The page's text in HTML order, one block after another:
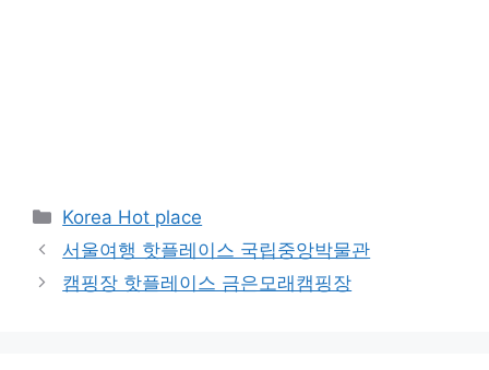
Categories
Korea Hot place
서울여행 핫플레이스 국립중앙박물관
캠핑장 핫플레이스 금은모래캠핑장